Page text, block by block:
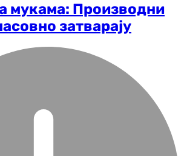
мукама: Производни
затварају